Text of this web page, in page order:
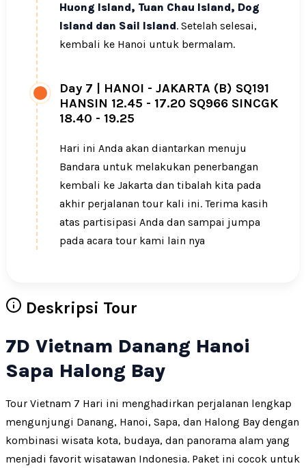
Huong Island, Tuan Chau Island, Dog
Island dan Sail Island. Setelah selesai,
kembali ke Hanoi untuk bermalam.
Day 7
HANOI - JAKARTA (B) SQ191
HANSIN 12.45 - 17.20 SQ966 SINCGK
18.40 - 19.25
Hari ini Anda akan diantarkan menuju
Bandara untuk melakukan penerbangan
kembali ke Jakarta dan tibalah kita pada
akhir perjalanan tour kali ini. Terima kasih
atas partisipasi Anda dan sampai jumpa
pada acara tour kami lain nya
Deskripsi Tour
7D Vietnam Danang Hanoi
Sapa Halong Bay
Tour Vietnam 7 Hari ini menghadirkan perjalanan lengkap
mengunjungi Danang, Hanoi, Sapa, dan Halong Bay dengan
kombinasi wisata kota, budaya, dan panorama alam yang
menjadi favorit wisatawan Indonesia. Paket ini cocok untuk